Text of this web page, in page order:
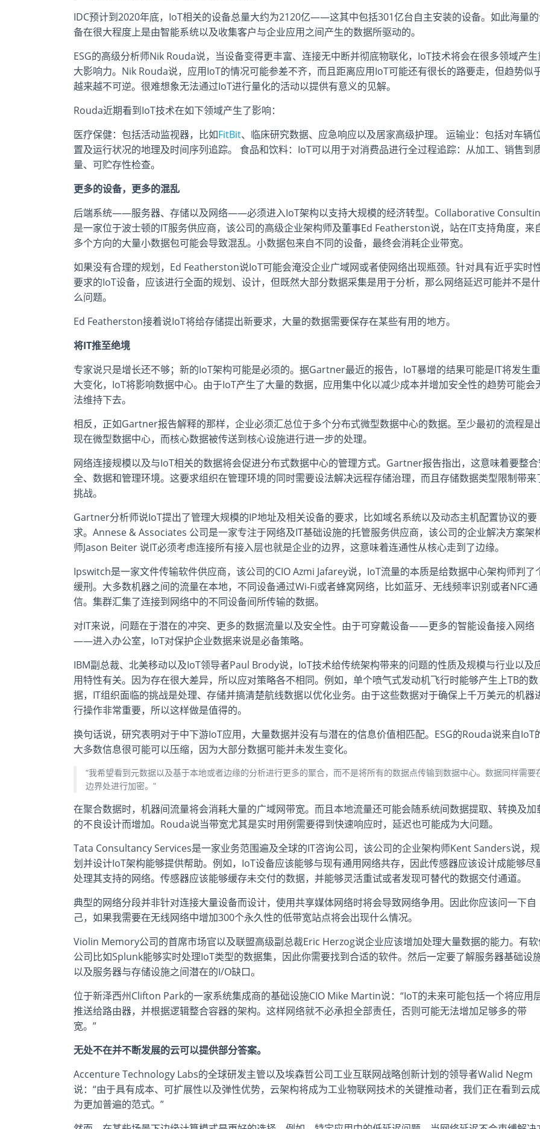
IDC预计到2020年底，IoT相关的设备总量大约为2120亿——这其中包括301亿台自主安装的设备。如此海量
备在很大程度上是由智能系统以及收集客户与企业应用之间产生的数据所驱动的。
ESG的高级分析师Nik Rouda说，当设备变得更丰富、连接无中断并彻底物联化，IoT技术将会在很多领域产生
大影响力。Nik Rouda说，应用IoT的情况可能参差不齐，而且距离应用IoT可能还有很长的路要走，但趋势似
越来越不可逆。很难想象无法通过IoT进行量化的活动以提供有意义的见解。
Rouda近期看到IoT技术在如下领域产生了影响：
医疗保健：包括活动监视器，比如FitBit、临床研究数据、应急响应以及居家高级护理。 运输业：包括对车辆
置及运行状况的地理及时间序列追踪。 食品和饮料：IoT可以用于对消费品进行全过程追踪：从加工、销售到
量、可贮存性检查。
更多的设备，更多的混乱
后端系统——服务器、存储以及网络——必须进入IoT架构以支持大规模的经济转型。Collaborative
是一家位于波士顿的IT服务供应商，该公司的高级企业架构师及董事Ed Featherston说，站在IT支持角度，来
多个方向的大量小数据包可能会导致混乱。小数据包来自不同的设备，最终会消耗企业带宽。
如果没有合理的规划，Ed Featherston说IoT可能会淹没企业广域网或者使网络出现瓶颈。针对具有近乎实时
要求的IoT设备，应该进行全面的规划、设计，但既然大部分数据采集是用于分析，那么网络延迟可能并不是什
么问题。
Ed Featherston接着说IoT将给存储提出新要求，大量的数据需要保存在某些有用的地方。
将IT推至绝境
专家说只是增长还不够；新的IoT架构可能是必须的。据Gartner最近的报告，IoT暴增的结果可能是IT将发生重
大变化，IoT将影响数据中心。由于IoT产生了大量的数据，应用集中化以减少成本并增加安全性的趋势可能会
法维持下去。
相反，正如Gartner报告解释的那样，企业必须汇总位于多个分布式微型数据中心的数据。至少最初的流程是
现在微型数据中心，而核心数据被传送到核心设施进行进一步的处理。
网络连接规模以及与IoT相关的数据将会促进分布式数据中心的管理方式。Gartner报告指出，这意味着要整合
全、数据和管理环境。这要求组织在管理环境的同时需要设法解决远程存储治理，而且存储数据类型限制带来
挑战。
Gartner分析师说IoT提出了管理大规模的IP地址及相关设备的要求，比如域名系统以及动态主机配置协议的要
求。Annese & Associates 公司是一家专注于网络及IT基础设施的托管服务供应商，该公司的企业解决方案架
师Jason Beiter 说IT必须考虑连接所有接入层也就是企业的边界，这意味着连通性从核心走到了边缘。
Ipswitch是一家文件传输软件供应商，该公司的CIO Azmi Jafarey说，IoT流量的本质是给数据中心架构师判了
缓刑。大多数机器之间的流量在本地，不同设备通过Wi-Fi或者蜂窝网络，比如蓝牙、无线频率识别或者NFC通
信。集群汇集了连接到网络中的不同设备间所传输的数据。
对IT来说，问题在于潜在的冲突、更多的数据流量以及安全性。由于可穿戴设备——更多的智能设备接入网络
——进入办公室，IoT对保护企业数据来说是必备策略。
IBM副总裁、北美移动以及IoT领导者Paul Brody说，IoT技术给传统架构带来的问题的性质及规模与行业以及
用特性有关。因为存在很大差异，所以应对策略各不相同。例如，单个喷气式发动机飞行时能够产生上TB的数
据，IT组织面临的挑战是处理、存储并搞清楚航线数据以优化业务。由于这些数据对于确保上千万美元的机器
行操作非常重要，所以这样做是值得的。
换句话说，研究表明对于中下游IoT应用，大量数据并没有与潜在的信息价值相匹配。ESG的Rouda说来自IoT
大多数信息很可能可以压缩，因为大部分数据可能并未发生变化。
“我希望看到元数据以及基于本地或者边缘的分析进行更多的聚合，而不是将所有的数据点传输到数据中心。数据同样需要
边界处进行加密。”
在聚合数据时，机器间流量将会消耗大量的广域网带宽。而且本地流量还可能会随系统间数据提取、转换及加
的不良设计而增加。Rouda说当带宽尤其是实时用例需要得到快速响应时，延迟也可能成为大问题。
Tata Consultancy Services是一家业务范围遍及全球的IT咨询公司，该公司的企业架构师Kent Sanders说，规
划并设计IoT架构能够提供帮助。例如，IoT设备应该能够与现有通用网络共存，因此传感器应该设计成能够尽
处理其支持的网络。传感器应该能够缓存未交付的数据，并能够灵活重试或者发现可替代的数据交付通道。
典型的网络分段并非针对连接大量设备而设计，使用共享媒体网络时将会导致网络争用。因此你应该问一下自
己，如果我需要在无线网络中增加300个永久性的低带宽站点将会出现什么情况。
Violin Memory公司的首席市场官以及联盟高级副总裁Eric Herzog说企业应该增加处理大量数据的能力。有
公司比如Splunk能够实时处理IoT类型的数据集，因此你需要找到合适的软件。然后一定要了解服务器基础设
以及服务器与存储设施之间潜在的I/O缺口。
位于新泽西州Clifton Park的一家系统集成商的基础设施CIO Mike Martin说：“IoT的未来可能包括一个将应用
推送给路由器，并根据逻辑整合容器的架构。这样网络就不必承担全部责任，否则可能无法增加足够多的带
宽。”
无处不在并不断发展的云可以提供部分答案。
Accenture Technology Labs的全球研发主管以及埃森哲公司工业互联网战略创新计划的领导者Walid Negm
说：“由于具有成本、可扩展性以及弹性优势，云架构将成为工业物联网技术的关键推动者，我们正在看到云成
为更加普遍的范式。”